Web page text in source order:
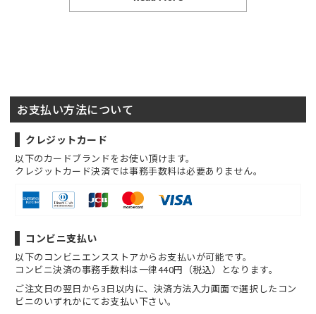
お支払い方法について
クレジットカード
以下のカードブランドをお使い頂けます。
クレジットカード決済では事務手数料は必要ありません。
コンビニ支払い
以下のコンビニエンスストアからお支払いが可能です。
コンビニ決済の事務手数料は一律440円（税込）となります。
ご注文日の翌日から3日以内に、決済方法入力画面で選択したコン
ビニのいずれかにてお支払い下さい。